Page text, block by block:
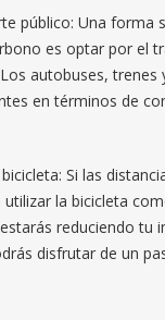
público: Una forma
es optar por el
autobuses, trenes
en términos de
Si las
la bicicleta
reduciendo tu
disfrutar de un